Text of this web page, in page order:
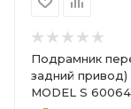
Подрамник
задний привод) TESLA
MODEL S